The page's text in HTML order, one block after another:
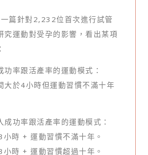
篇針對2,232位首次進行試管
究運動對受孕的影響，看出某項
功率跟活產率的運動模式：
大於4小時但運動習慣不滿十年
成功率跟活產率的運動模式：
時 + 運動習慣不滿十年。
時 + 運動習慣超過十年。